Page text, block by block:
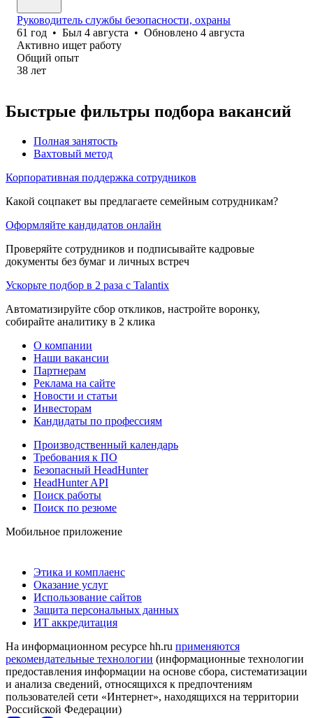
Руководитель службы безопасности, охраны
61 год • Был 4 августа • Обновлено 4 августа
Активно ищет работу
Общий опыт
38 лет
Быстрые фильтры подбора вакансий
Полная занятость
Вахтовый метод
Корпоративная поддержка сотрудников
Какой соцпакет вы предлагаете семейным сотрудникам?
Оформляйте кандидатов онлайн
Проверяйте сотрудников и подписывайте кадровые
документы без бумаг и личных встреч
Ускорьте подбор в 2 раза с Talantix
Автоматизируйте сбор откликов, настройте воронку,
собирайте аналитику в 2 клика
О компании
Наши вакансии
Партнерам
Реклама на сайте
Новости и статьи
Инвесторам
Кандидаты по профессиям
Производственный календарь
Требования к ПО
Безопасный HeadHunter
HeadHunter API
Поиск работы
Поиск по резюме
Мобильное приложение
Этика и комплаенс
Оказание услуг
Использование сайтов
Защита персональных данных
ИТ аккредитация
На информационном ресурсе hh.ru применяются
рекомендательные технологии (информационные технологии
предоставления информации на основе сбора, систематизации
и анализа сведений, относящихся к предпочтениям
пользователей сети «Интернет», находящихся на территории
Российской Федерации)